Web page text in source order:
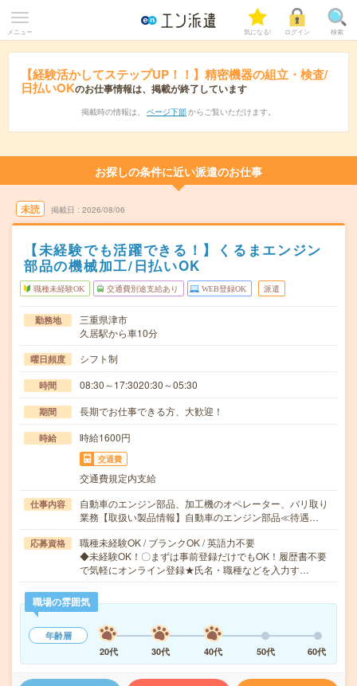
メニュー 気になる! ログイン 検索
【経験活かしてステップUP！！】精密機器の組立・検査/
日払いOKのお仕事情報は、掲載が終了しています
掲載時の情報は、 ページ下部 からご覧いただけます。
お探しの条件に近い派遣のお仕事
未読 掲載日 2026/08/06
【未経験でも活躍できる！】くるまエンジン
部品の機械加工/日払いOK
職種未経験OK 交通費別途支給あり WEB登録OK 派遣
勤務地
三重県津市
久居駅から車10分
曜日頻度 シフト制
時間 08:30～17:3020:30～05:30
期間 長期でお仕事できる方、大歓迎！
時給 時給1600円
交通費
交通費規定内支給
仕事内容
自動車のエンジン部品、加工機のオペレーター、バリ取り
業務【取扱い製品情報】自動車のエンジン部品≪待遇…
応募資格
職種未経験OK / ブランクOK / 英語力不要
◆未経験OK！〇まずは事前登録だけでもOK！履歴書不要
で気軽にオンライン登録★氏名・職種などを入力す…
職場の雰囲気
年齢層
20代
30代 40代 50代 60代